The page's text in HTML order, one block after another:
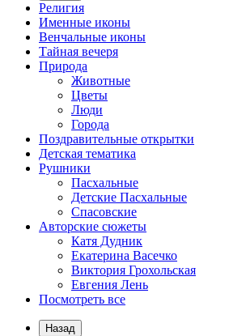
Религия
Именные иконы
Венчальные иконы
Тайная вечеря
Природа
Животные
Цветы
Люди
Города
Поздравительные открытки
Детская тематика
Рушники
Пасхальные
Детские Пасхальные
Спасовские
Авторские сюжеты
Катя Дудник
Екатерина Васечко
Виктория Грохольская
Евгения Лень
Посмотреть все
Назад